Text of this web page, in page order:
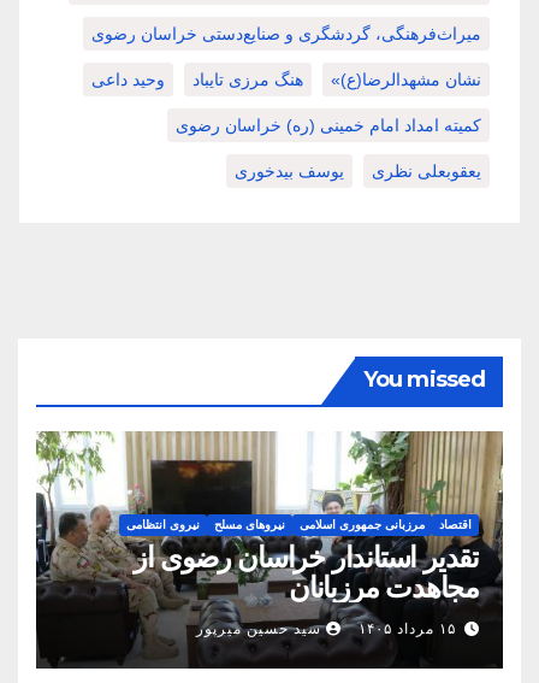
میراث‌فرهنگی، گردشگری و صنایع‌دستی خراسان رضوی
نشان مشهدالرضا(ع)» هنگ مرزی تایباد وحید داعی
کمیته امداد امام خمینی (ره) خراسان رضوی
یعقوبعلی نظری یوسف بیدخوری
You missed
اقتصاد مرزبانی جمهوری اسلامی نیروهای مسلح نیروی انتظامی
تقدیر استاندار خراسان رضوی از
مجاهدت مرزبانان
۱۵ مرداد ۱۴۰۵ سید حسین میرپور